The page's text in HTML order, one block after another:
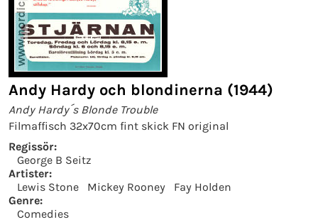
Andy Hardy och blondinerna (1944)
Andy Hardy´s Blonde Trouble
Filmaffisch 32x70cm fint skick FN original
Regissör:
George B Seitz
Artister:
Lewis Stone
Mickey Rooney
Fay Holden
Genre:
Comedies